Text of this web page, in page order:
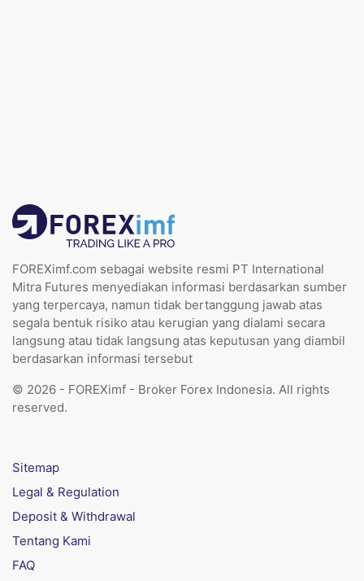
FOREXimf.com sebagai website resmi PT International
Mitra Futures menyediakan informasi berdasarkan sumber
yang terpercaya, namun tidak bertanggung jawab atas
segala bentuk risiko atau kerugian yang dialami secara
langsung atau tidak langsung atas keputusan yang diambil
berdasarkan informasi tersebut
© 2026 - FOREXimf - Broker Forex Indonesia. All rights
reserved.
Sitemap
Legal & Regulation
Deposit & Withdrawal
Tentang Kami
FAQ